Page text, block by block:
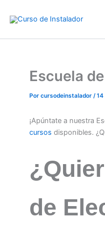
Escuela
Por cursodeinstalador /14
¡Apúntate a nuestra
cursos disponibles.
de